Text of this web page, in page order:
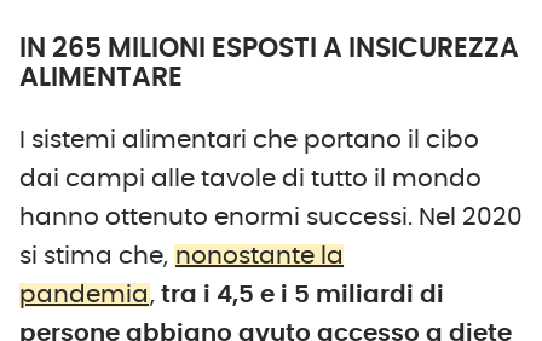
IN 265 MILIONI ESPOSTI A INSICUREZZA
ALIMENTARE
I sistemi alimentari che portano il cibo
dai campi alle tavole di tutto il mondo
hanno ottenuto enormi successi. Nel 2020
si stima che, nonostante la
pandemia ,tra i 4,5 e i 5 miliardi di
persone abbiano avuto accesso a diete